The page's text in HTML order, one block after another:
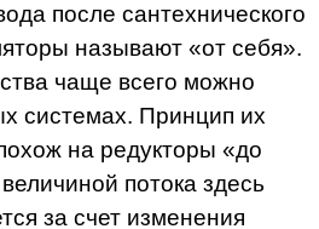
после сантехнического
называют «от себя».
чаще всего можно
системах. Принцип их
на редукторы «до
потока здесь
за счет изменения